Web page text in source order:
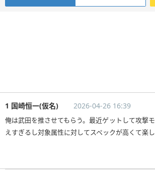
1 国崎恒一(仮名) 2026-04-26 16:39
俺は武田を推させてもらう。最近ゲットして攻撃
えすぎるし対象属性に対してスペックが高くて楽